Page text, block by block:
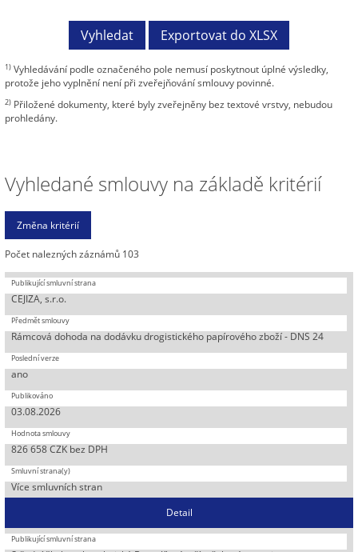
1) Vyhledávání podle označeného pole nemusí poskytnout úplné výsledky,
protože jeho vyplnění není při zveřejňování smlouvy povinné.
2) Přiložené dokumenty, které byly zveřejněny bez textové vrstvy, nebudou
prohledány.
Vyhledané smlouvy na základě kritérií
Počet nalezných záznámů 103
CEJIZA, s.r.o.
Rámcová dohoda na dodávku drogistického papírového zboží - DNS 24
ano
03.08.2026
826 658 CZK bez DPH
Více smluvních stran
Detail